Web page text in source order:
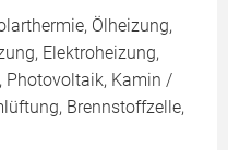
Ölheizung,
Elektroheizung,
Photovoltaik, Kamin /
Brennstoffzelle,